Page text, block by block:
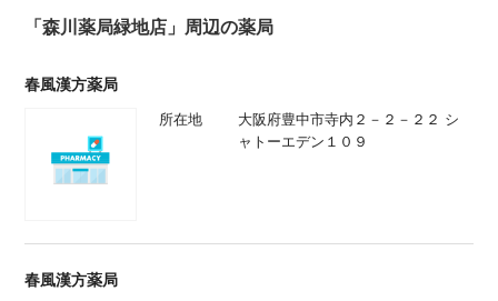
「森川薬局緑地店」周辺の薬局
春風漢方薬局
所在地
大阪府豊中市寺内２－２－２２ シ
ャトーエデン１０９
春風漢方薬局